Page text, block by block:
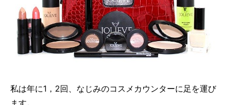
私は年に1，2回、なじみのコスメカウンターに足を運び
ます。